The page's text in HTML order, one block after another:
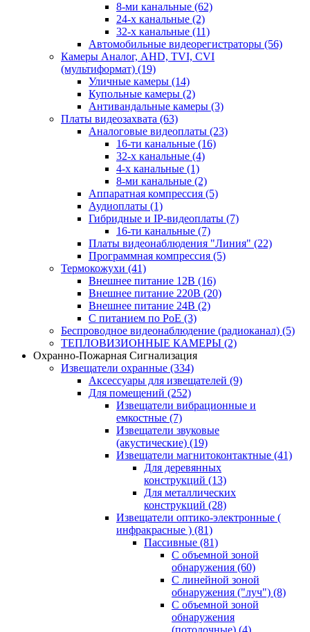
8-ми канальные (62)
24-х канальные (2)
32-х канальные (11)
Автомобильные видеорегистраторы (56)
Камеры Аналог, AHD, TVI, CVI
(мультиформат) (19)
Уличные камеры (14)
Купольные камеры (2)
Антивандальные камеры (3)
Платы видеозахвата (63)
Аналоговые видеоплаты (23)
16-ти канальные (16)
32-х канальные (4)
4-х канальные (1)
8-ми канальные (2)
Аппаратная компрессия (5)
Аудиоплаты (1)
Гибридные и IP-видеоплаты (7)
16-ти канальные (7)
Платы видеонаблюдения "Линия" (22)
Программная компрессия (5)
Термокожухи (41)
Внешнее питание 12В (16)
Внешнее питание 220В (20)
Внешнее питание 24В (2)
С питанием по PoE (3)
Беспроводное видеонаблюдение (радиоканал) (5)
ТЕПЛОВИЗИОННЫЕ КАМЕРЫ (2)
Охранно-Пожарная Сигнализация
Извещатели охранные (334)
Аксессуары для извещателей (9)
Для помещений (252)
Извещатели вибрационные и
емкостные (7)
Извещатели звуковые
(акустические) (19)
Извещатели магнитоконтактные (41)
Для деревянных
конструкций (13)
Для металлических
конструкций (28)
Извещатели оптико-электронные (
инфракрасные ) (81)
Пассивные (81)
С объемной зоной
обнаружения (60)
С линейной зоной
обнаружения ("луч") (8)
С объемной зоной
обнаружения
(потолочные) (4)